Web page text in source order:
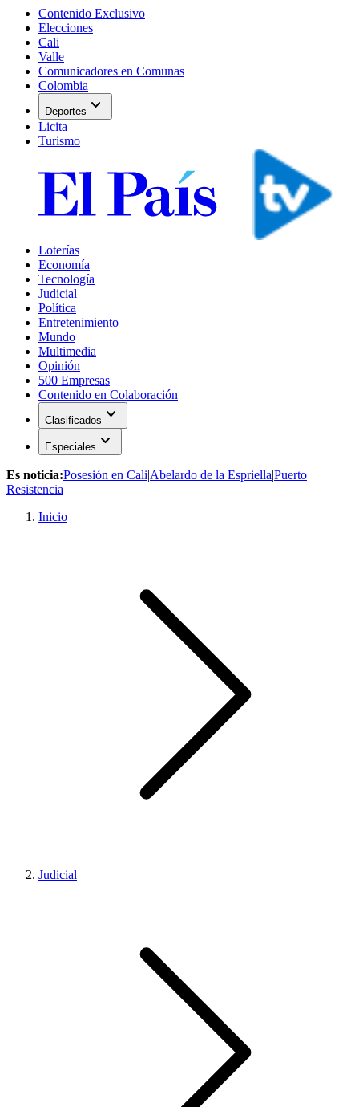
Contenido Exclusivo
Elecciones
Cali
Valle
Comunicadores en Comunas
Colombia
Deportes expand_more
Licita
Turismo
Loterías
Economía
Tecnología
Judicial
Política
Entretenimiento
Mundo
Multimedia
Opinión
500 Empresas
Contenido en Colaboración
Clasificados expand_more
Especiales expand_more
Es noticia:Posesión en Cali|Abelardo de la Espriella|Puerto
Resistencia
Inicio
Judicial